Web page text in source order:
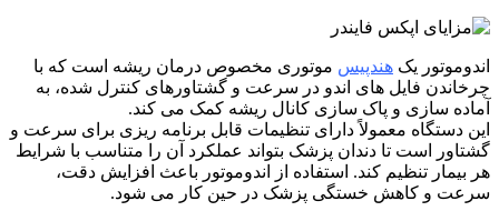
اندوموتور یک هندپیس موتوری مخصوص درمان ریشه است که با
چرخاندن فایل های اندو در سرعت و گشتاورهای کنترل شده، به
آماده سازی و پاک سازی کانال ریشه کمک می کند.
این دستگاه معمولاً دارای تنظیمات قابل برنامه ریزی برای سرعت و
گشتاور است تا دندان پزشک بتواند عملکرد آن را متناسب با شرایط
هر بیمار تنظیم کند. استفاده از اندوموتور باعث افزایش دقت،
سرعت و کاهش خستگی پزشک در حین کار می شود.